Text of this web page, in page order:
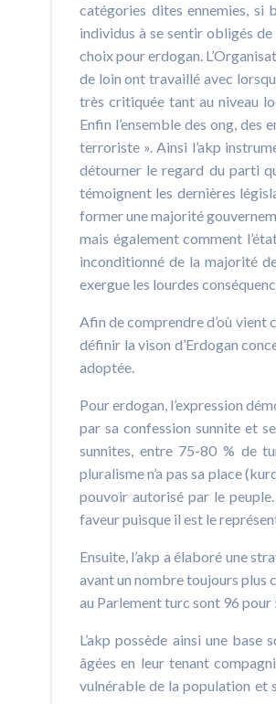
catégories dites ennemies, si
individus à se sentir obligés
choix pour erdogan.
de loin ont travaillé avec
très critiquée tant au niveau
Enfin l’ensemble des ong, des
terroriste ». Ainsi l’akp
détourner le regard du parti
témoignent les dernières
former une majorité
mais également comment
inconditionné de la majorité
exergue les lourdes
Afin de comprendre d’où vient
définir la vison d’Erdogan
adoptée.
Pour erdogan, l’expression
par sa confession sunnite et
sunnites, entre 75-80 % de
pluralisme n’a pas sa place
pouvoir autorisé par le
faveur puisque il est le
Ensuite, l’akp a élaboré une
avant un nombre toujours plus
au Parlement turc sont 96 pour
L’akp possède ainsi une
âgées en leur tenant
vulnérable de la population et